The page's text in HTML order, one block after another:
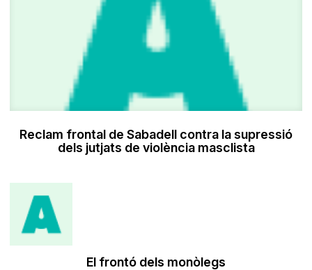
Reclam frontal de Sabadell contra la supressió
dels jutjats de violència masclista
El frontó dels monòlegs